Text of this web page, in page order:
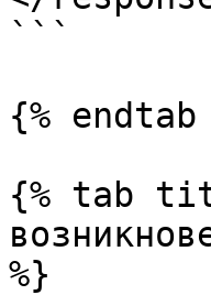
```
{% endtab
{% tab
%}